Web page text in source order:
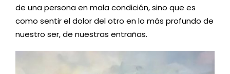
de una persona en mala condición, sino que es
como sentir el dolor del otro en lo más profundo de
nuestro ser, de nuestras entrañas.